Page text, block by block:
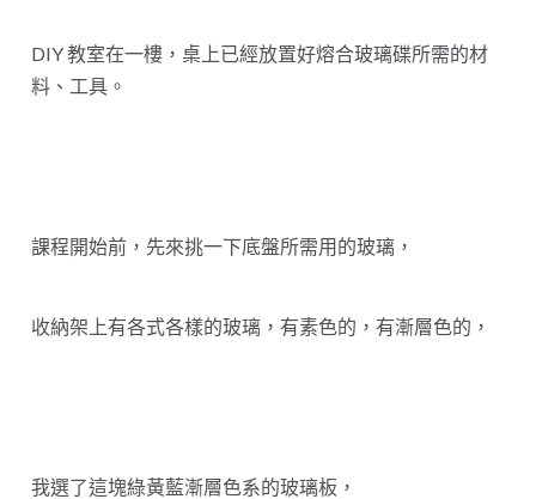
DIY 教室在一樓，桌上已經放置好熔合玻璃碟所需的材
料、工具。
課程開始前，先來挑一下底盤所需用的玻璃，
收納架上有各式各樣的玻璃，有素色的，有漸層色的，
我選了這塊綠黃藍漸層色系的玻璃板，